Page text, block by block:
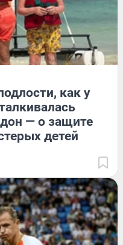
как у
— о защите
детей